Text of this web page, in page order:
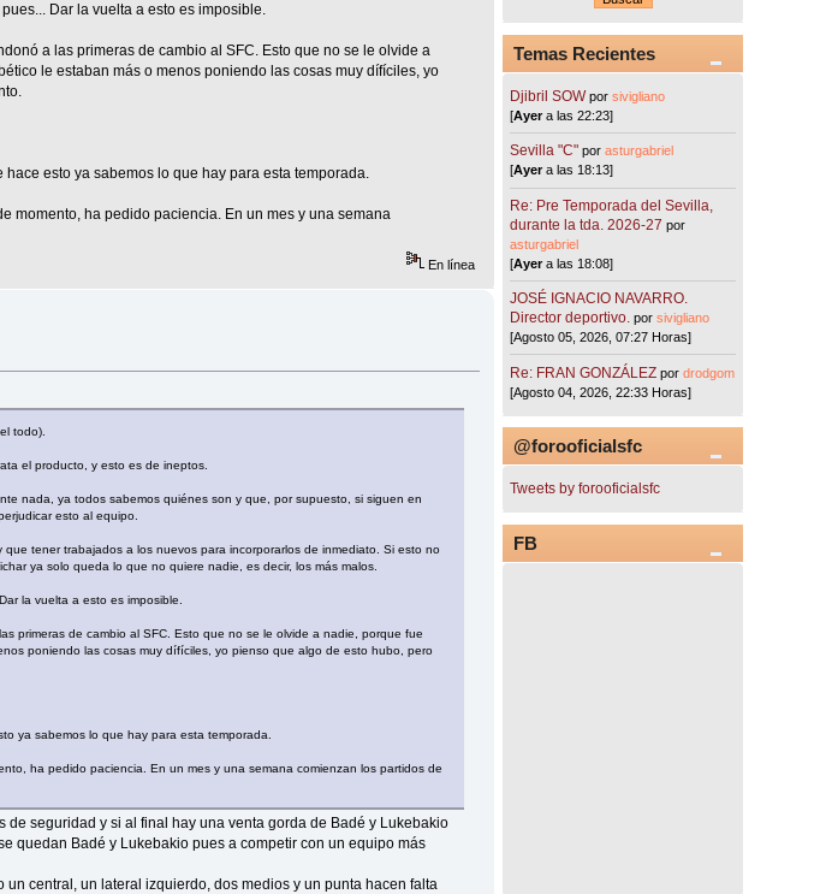
Dar la vuelta a esto es imposible.
a las primeras de cambio al SFC. Esto que no se le olvide a
le estaban más o menos poniendo las cosas muy dífíciles, yo
esto ya sabemos lo que hay para esta temporada.
momento, ha pedido paciencia. En un mes y una semana
En línea
todo).
el producto, y esto es de ineptos.
nada, ya todos sabemos quiénes son y que, por supuesto, si siguen en
esto al equipo.
tener trabajados a los nuevos para incorporarlos de inmediato. Si esto no
ya solo queda lo que no quiere nadie, es decir, los más malos.
la vuelta a esto es imposible.
primeras de cambio al SFC. Esto que no se le olvide a nadie, porque fue
poniendo las cosas muy dífíciles, yo pienso que algo de esto hubo, pero
ya sabemos lo que hay para esta temporada.
ha pedido paciencia. En un mes y una semana comienzan los partidos de
de seguridad y si al final hay una venta gorda de Badé y Lukebakio
quedan Badé y Lukebakio pues a competir con un equipo más
central, un lateral izquierdo, dos medios y un punta hacen falta
Temas Recientes
Djibril SOW porsivigliano
[Ayera las 22:23]
Sevilla "C"porasturgabriel
[Ayera las 18:13]
Re: Pre Temporada del Sevilla,
durante la tda. 2026-27 por
asturgabriel
[Ayera las 18:08]
JOSÉ IGNACIO NAVARRO.
Director deportivo. porsivigliano
[Agosto 05, 2026, 07:27 Horas]
Re: FRAN GONZÁLEZ pordrodgom
[Agosto 04, 2026, 22:33 Horas]
@forooficialsfc
Tweets by forooficialsfc
FB